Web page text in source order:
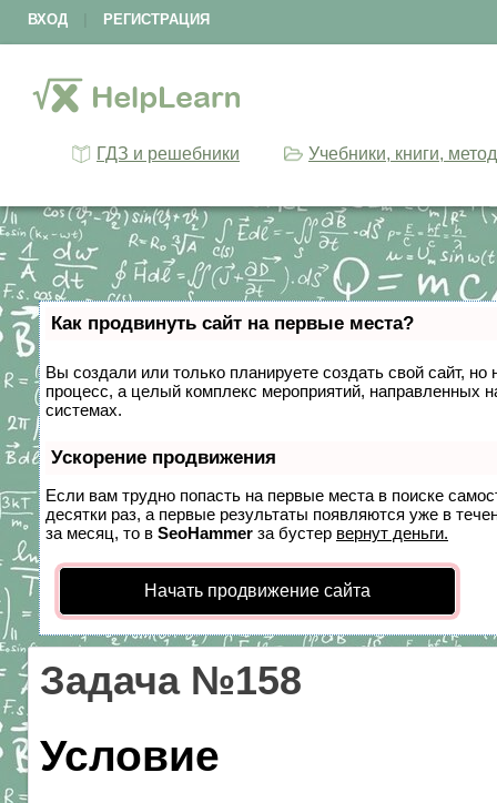
ВХОД РЕГИСТРАЦИЯ
ГДЗ и решебники Учебники, книги,
Как продвинуть сайт на первые места?
Вы создали или только планируете создать свой сайт,
процесс, а целый комплекс мероприятий, направленных
системах.
Ускорение продвижения
Если вам трудно попасть на первые места в поиске
десятки раз, а первые результаты появляются уже в
за месяц, то в SeoHammer за бустер вернут деньги.
Начать продвижение сайта
Задача №158
Условие